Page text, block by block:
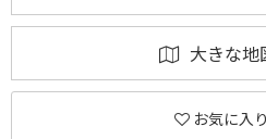
大きな地
お気に入